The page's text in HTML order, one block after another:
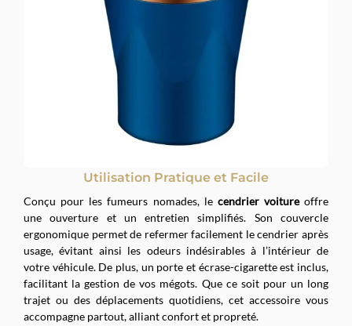
Utilisation Pratique et Facile
Conçu pour les fumeurs nomades, le cendrier voitureoffre
une ouverture et un entretien simplifiés. Son couvercle
ergonomique permet de refermer facilement le cendrier après
usage, évitant ainsi les odeurs indésirables à l’intérieur de
votre véhicule. De plus, un porte et écrase-cigarette est inclus,
facilitant la gestion de vos mégots. Que ce soit pour un long
trajet ou des déplacements quotidiens, cet accessoire vous
accompagne partout, alliant confort et propreté.